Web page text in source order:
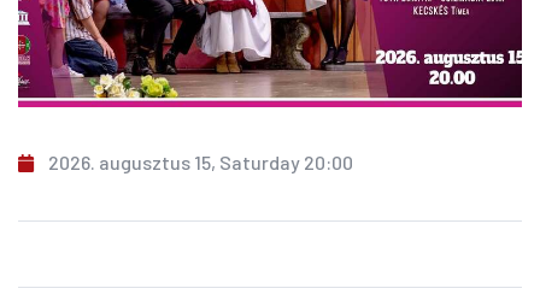
2026. augusztus 15, Saturday 20:00